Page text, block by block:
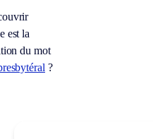
est la
du mot
?